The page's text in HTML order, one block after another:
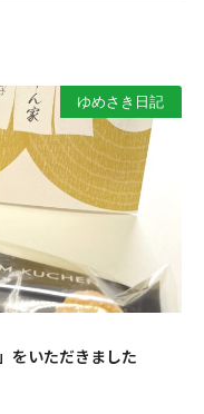
ゆめさき日記
をいただきました